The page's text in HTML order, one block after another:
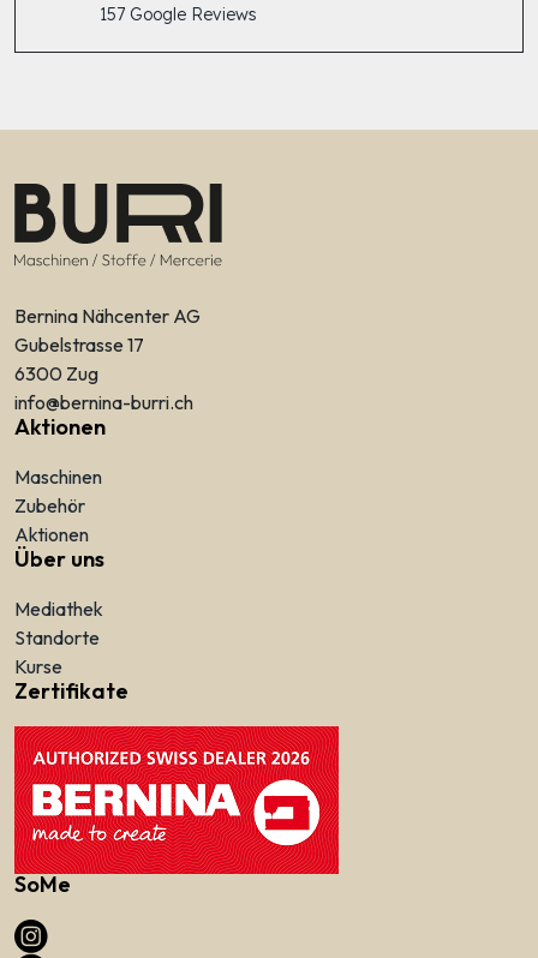
157 Google Reviews
Bernina Nähcenter AG
Gubelstrasse 17
6300 Zug
info@bernina-burri.ch
Aktionen
Maschinen
Zubehör
Aktionen
Über uns
Mediathek
Standorte
Kurse
Zertifikate
SoMe